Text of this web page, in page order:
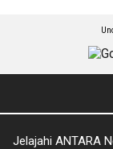
Jelajahi ANTARA